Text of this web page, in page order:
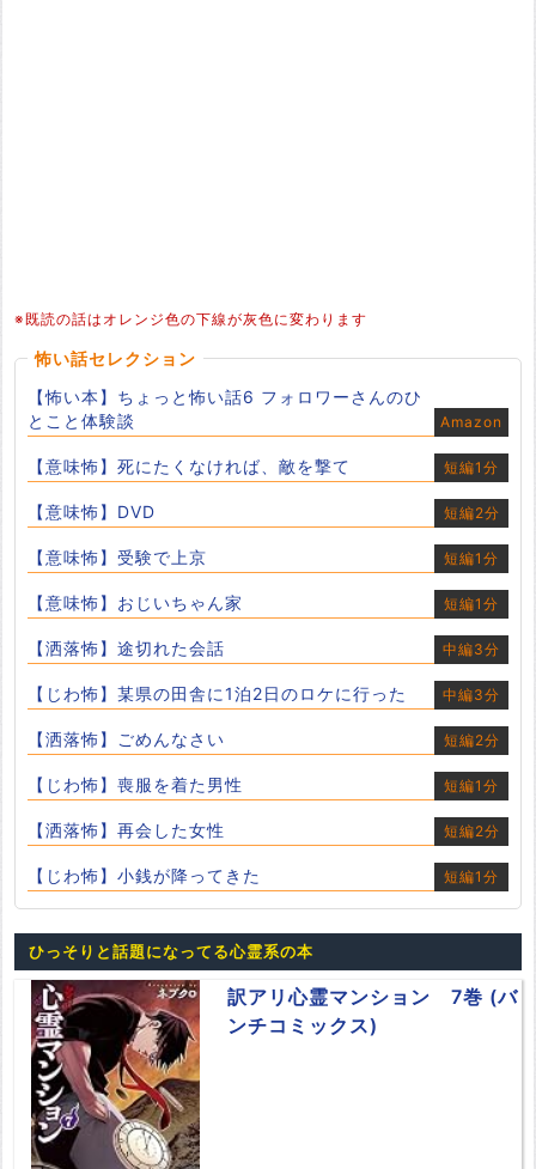
※既読の話はオレンジ色の下線が灰色に変わります
怖い話セレクション
【怖い本】ちょっと怖い話6 フォロワーさんのひ
とこと体験談
Amazon
【意味怖】死にたくなければ、敵を撃て 短編1分
【意味怖】DVD 短編2分
【意味怖】受験で上京 短編1分
【意味怖】おじいちゃん家 短編1分
【洒落怖】途切れた会話 中編3分
【じわ怖】某県の田舎に1泊2日のロケに行った 中編3分
【洒落怖】ごめんなさい 短編2分
【じわ怖】喪服を着た男性 短編1分
【洒落怖】再会した女性 短編2分
【じわ怖】小銭が降ってきた 短編1分
ひっそりと話題になってる心霊系の本
訳アリ心霊マンション 7巻 (バ
ンチコミックス)